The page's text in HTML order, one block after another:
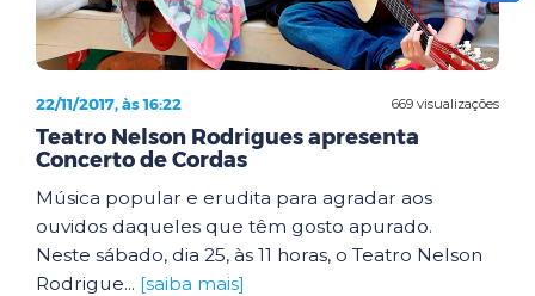
669 visualizações
22/11/2017, às 16:22
Teatro Nelson Rodrigues apresenta
Concerto de Cordas
Música popular e erudita para agradar aos
ouvidos daqueles que têm gosto apurado.
Neste sábado, dia 25, às 11 horas, o Teatro Nelson
Rodrigue... [saiba mais]